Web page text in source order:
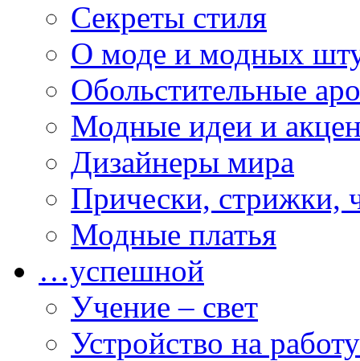
Секреты стиля
О моде и модных
Обольстительные
Модные идеи и
Дизайнеры мира
Прически, стрижки,
Модные платья
…успешной
Учение – свет
Устройство на работу